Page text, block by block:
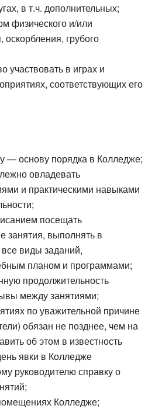
в т.ч. дополнительных;
физического и/или
оскорбления, грубого
участвовать в играх и
соответствующих его
— основу порядка в Колледже;
овладевать
и практическими навыками
посещать
занятия, выполнять в
виды заданий,
планом и программами;
продолжительность
между занятиями;
по уважительной причине
обязан не позднее, чем на
об этом в известность
явки в Колледже
руководителю справку о
Колледже;